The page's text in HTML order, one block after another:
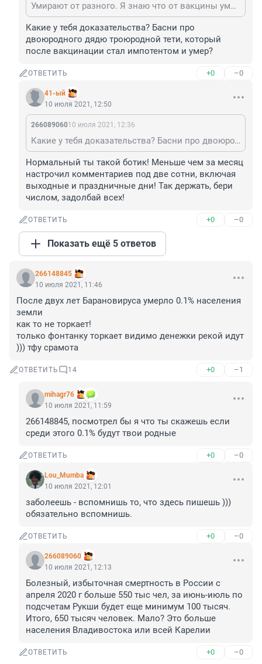
Умирают от разного. Я знаю что от вакцины умирают пачками есть доказательства.
Какие у тебя доказательства? Басни про
двоюродного дядю троюродной тети, который
после вакцинации стал импотентом и умер?
ОТВЕТИТЬ +0 –0
41-ый
10 июля 2021, 12:50
26608906010 июля 2021, 12:36
Какие у тебя доказательства? Басни про двоюродного дядю троюродной тети, который после вакцинации стал импотентом и умер?
Нормальный ты такой ботик! Меньше чем за месяц
настрочил комментариев под две сотни, включая
выходные и праздничные дни! Так держать, бери
числом, задолбай всех!
ОТВЕТИТЬ +0 –0
Показать ещё 5 ответов
266148845
10 июля 2021, 11:46
После двух лет Барановируса умерло 0.1% населения
земли
как то не торкает!
только фонтанку торкает видимо денежки рекой идут
))) тфу срамота
ОТВЕТИТЬ 14 +0 –1
mihagr76
10 июля 2021, 11:59
266148845, посмотрел бы я что ты скажешь если
среди этого 0.1% будут твои родные
ОТВЕТИТЬ +0 –0
Lou_Mumba
10 июля 2021, 12:01
заболеешь - вспомнишь то, что здесь пишешь )))
обязательно вспомнишь.
ОТВЕТИТЬ +0 –0
266089060
10 июля 2021, 12:13
Болезный, избыточная смертность в России с
апреля 2020 г больше 550 тыс чел, за июнь-июль по
подсчетам Рукши будет еще минимум 100 тысяч.
Итого, 650 тысяч человек. Мало? Это больше
населения Владивостока или всей Карелии
ОТВЕТИТЬ +0 –0